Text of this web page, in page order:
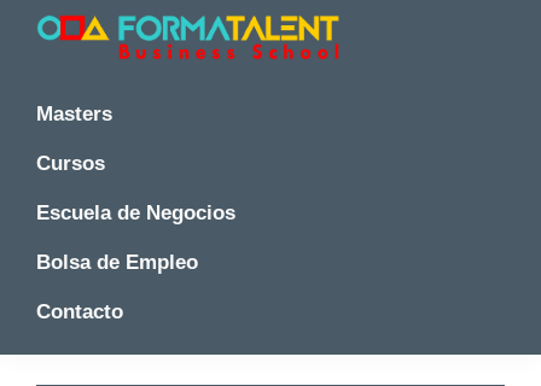
Saltar
Saltar
Saltar
principal
y
Master
en
Madrid
Formatalent
y
en
-
Formatalent
Masters
Cursos
Escuela de Negocios
Bolsa de Empleo
Contacto